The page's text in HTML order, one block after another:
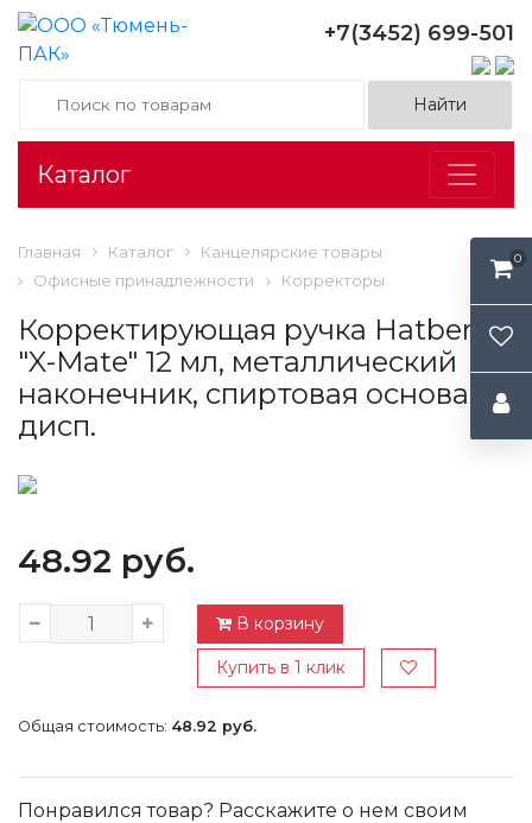
0
+7(3452) 699-501
Каталог
Главная Каталог
Канцелярские товары
Офисные принадлежности
Корректоры
Корректирующая ручка Hatber
"X-Mate" 12 мл, металлический
наконечник, спиртовая основа, в
дисп.
48.92 руб.
В корзину
Купить в 1 клик
Общая стоимость: 48.92 руб.
Понравился товар? Расскажите о нем своим